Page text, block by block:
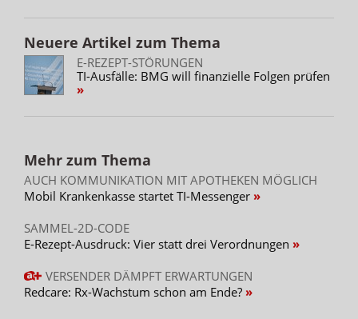
Neuere Artikel zum Thema
E-REZEPT-STÖRUNGEN
TI-Ausfälle: BMG will finanzielle Folgen prüfen
Mehr zum Thema
AUCH KOMMUNIKATION MIT APOTHEKEN MÖGLICH
Mobil Krankenkasse startet TI-Messenger
SAMMEL-2D-CODE
E-Rezept-Ausdruck: Vier statt drei Verordnungen
VERSENDER DÄMPFT ERWARTUNGEN
Redcare: Rx-Wachstum schon am Ende?